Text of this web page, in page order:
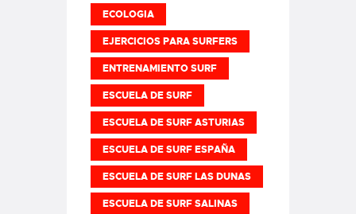
ECOLOGIA
EJERCICIOS PARA SURFERS
ENTRENAMIENTO SURF
ESCUELA DE SURF
ESCUELA DE SURF ASTURIAS
ESCUELA DE SURF ESPAÑA
ESCUELA DE SURF LAS DUNAS
ESCUELA DE SURF SALINAS